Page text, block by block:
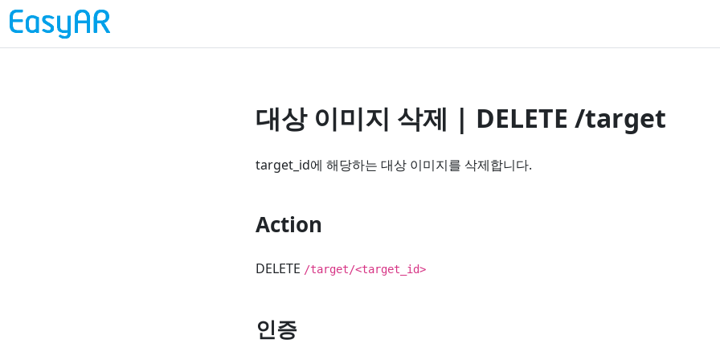
대상 이미지 삭제 | DELETE /target
target_id에 해당하는 대상 이미지를 삭제합니다.
Action
DELETE /target/<target_id>
인증